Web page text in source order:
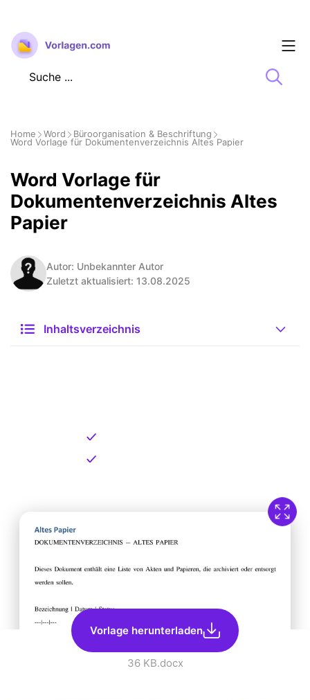
Zum
Inhalt
springen
Home Word
Büroorganisation & Beschriftung
Word Vorlage für Dokumentenverzeichnis Altes Papier
Word Vorlage für
Dokumentenverzeichnis Altes
Papier
Autor: Unbekannter Autor
Zuletzt aktualisiert: 13.08.2025
Inhaltsverzeichnis
Vorlage herunterladen
36 KB.docx